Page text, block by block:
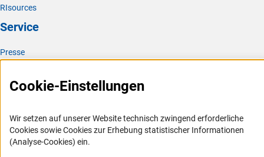
Für Fragen und weitere Informationen bezüglich der
finanziellen Abwicklung während des Stipendiums steht
Ihnen die
RIsources
Service
Presse
Karriere
RSS-Feeds
Compliance
Cookie-Einstellungen
Wir setzen auf unserer Website technisch zwingend erforderliche
Cookies sowie Cookies zur Erhebung statistischer Informationen
(Analyse-Cookies) ein.